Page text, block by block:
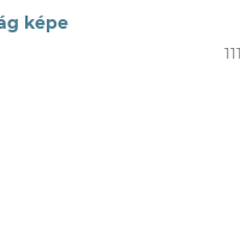
képe